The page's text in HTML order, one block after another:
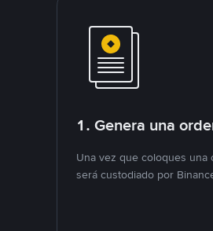
1. Genera una
Una vez que coloques una
será custodiado por